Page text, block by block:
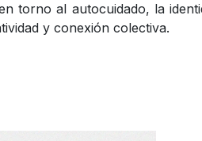
torno al autocuidado, la
y conexión colectiva.